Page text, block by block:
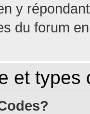
y
du forum
et types